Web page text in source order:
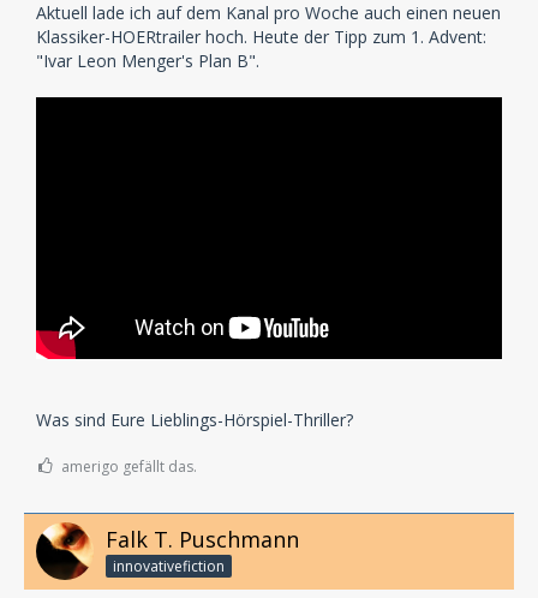
Aktuell lade ich auf dem Kanal pro Woche auch einen neuen
Klassiker-HOERtrailer hoch. Heute der Tipp zum 1. Advent:
"Ivar Leon Menger's Plan B".
Was sind Eure Lieblings-Hörspiel-Thriller?
amerigo gefällt das.
Falk T. Puschmann
innovativefiction